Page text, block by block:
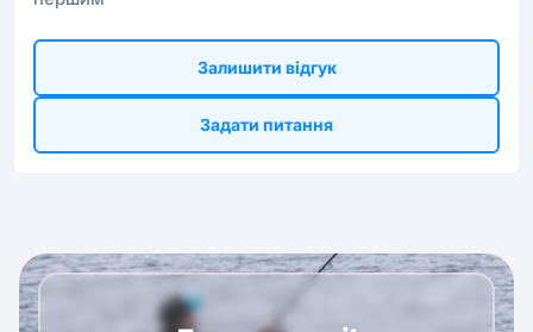
Залишити відгук
Задати питання